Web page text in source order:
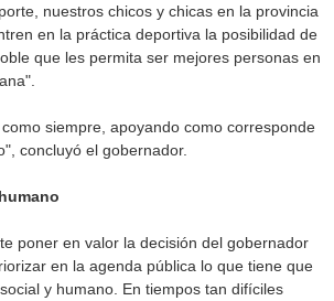
nuestros chicos y chicas en la provincia
en la práctica deportiva la posibilidad de
que les permita ser mejores personas en
siempre, apoyando como corresponde
concluyó el gobernador.
poner en valor la decisión del gobernador
en la agenda pública lo que tiene que
y humano. En tiempos tan difíciles